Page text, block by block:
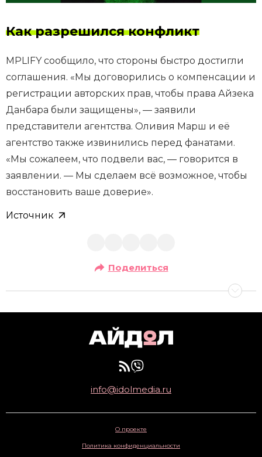
Как разрешился конфликт
MPLIFY сообщило, что стороны быстро достигли
соглашения. «Мы договорились о компенсации и
регистрации авторских прав, чтобы права Айзека
Данбара были защищены», — заявили
представители агентства. Оливия Марш и её
агентство также извинились перед фанатами.
«Мы сожалеем, что подвели вас, — говорится в
заявлении. — Мы сделаем всё возможное, чтобы
восстановить ваше доверие».
Источник
Поделиться
info@idolmedia.ru
О проекте
Политика конфиденциальности